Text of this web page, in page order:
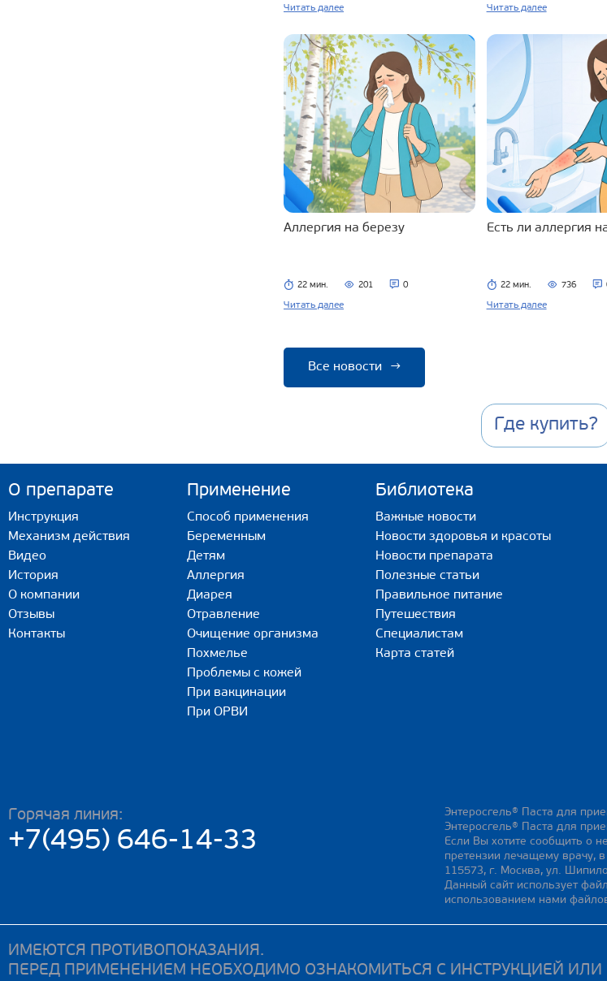
Читать далее Читать далее
Аллергия на березу
22 мин. 201 0
Читать далее
Есть ли аллергия
22 мин. 736
Читать далее
Все новости →
Где купить?
О препарате
Инструкция
Механизм действия
Видео
История
О компании
Отзывы
Контакты
Применение
Способ применения
Беременным
Детям
Аллергия
Диарея
Отравление
Очищение организма
Похмелье
Проблемы с кожей
При вакцинации
При ОРВИ
Библиотека
Важные новости
Новости здоровья и красоты
Новости препарата
Полезные статьи
Правильное питание
Путешествия
Специалистам
Карта статей
Горячая линия:
+7(495) 646-14-33
Энтеросгель® Паста для
Энтеросгель® Паста для
Если Вы хотите сообщить о
претензии лечащему врачу,
115573, г. Москва, ул.
Данный сайт использует
использованием нами
ИМЕЮТСЯ ПРОТИВОПОКАЗАНИЯ.
ПЕРЕД ПРИМЕНЕНИЕМ НЕОБХОДИМО ОЗНАКОМИТЬСЯ С ИНСТРУКЦИЕЙ